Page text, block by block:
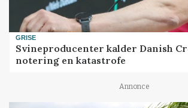
GRISE
Svineproducenter kalder Danish
notering en katastrofe
Annonce